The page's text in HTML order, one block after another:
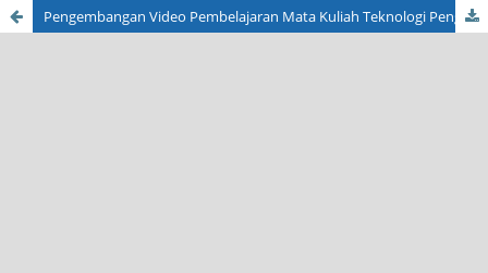
Pengembangan Video Pembelajaran Mata Kuliah Teknologi Pengawetan Makanan Materi Kacang Disko